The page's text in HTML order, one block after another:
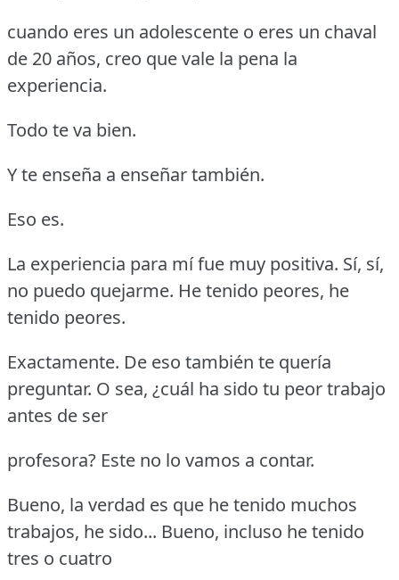
cuando eres un adolescente o eres un chaval
de 20 años, creo que vale la pena la
experiencia.
Todo te va bien.
Y te enseña a enseñar también.
Eso es.
La experiencia para mí fue muy positiva. Sí, sí,
no puedo quejarme. He tenido peores, he
tenido peores.
Exactamente. De eso también te quería
preguntar. O sea, ¿cuál ha sido tu peor trabajo
antes de ser
profesora? Este no lo vamos a contar.
Bueno, la verdad es que he tenido muchos
trabajos, he sido... Bueno, incluso he tenido
tres o cuatro